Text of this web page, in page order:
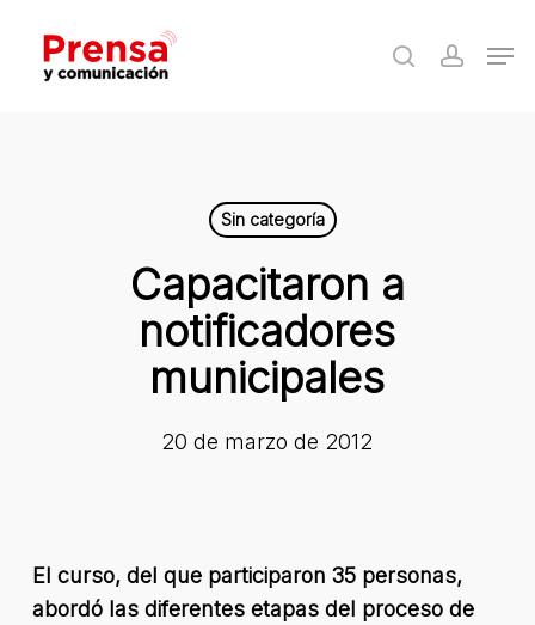
main
search
Sin categoría
Capacitaron a
notificadores
municipales
20 de marzo de 2012
El curso, del que participaron 35 personas,
abordó las diferentes etapas del proceso de